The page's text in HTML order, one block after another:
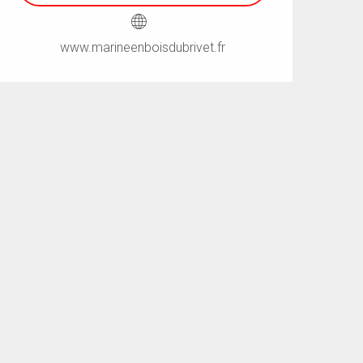
www.marineenboisdubrivet.fr